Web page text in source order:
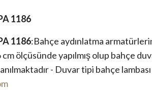
1186
1186:Bahçe aydınlatma
ölçüsünde yapılmış olup bahçe
- Duvar tipi bahçe lambası